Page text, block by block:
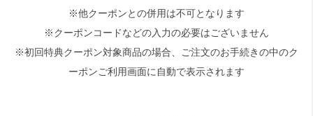
※他クーポンとの併用は不可となります
※クーポンコードなどの入力の必要はございません
※初回特典クーポン対象商品の場合、ご注文のお手続きの中のク
ーポンご利用画面に自動で表示されます